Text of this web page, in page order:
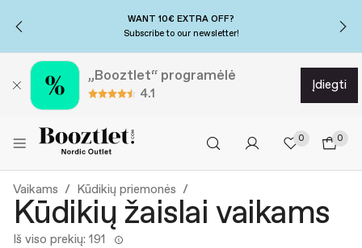
WANT 10€ EXTRA OFF?
Subscribe to our newsletter!
„Booztlet“ programėlė
4.1
įdiegti
0 0
Vaikams Kūdikių priemonės
Kūdikių žaislai vaikams
Iš viso prekių: 191